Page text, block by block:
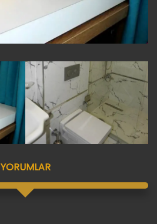
YORUMLAR